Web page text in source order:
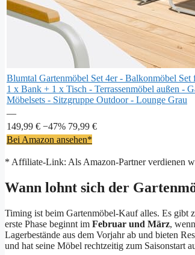
Blumtal Gartenmöbel Set 4er - Balkonmöbel Set
1 x Bank + 1 x Tisch - Terrassenmöbel außen -
Möbelsets - Sitzgruppe Outdoor - Lounge Grau
—
149,99 € −47% 79,99 €
Bei Amazon ansehen*
* Affiliate-Link: Als Amazon-Partner verdienen
Wann lohnt sich der
Timing ist beim Gartenmöbel-Kauf alles. Es gibt
erste Phase beginnt im Februar und März,
Lagerbestände aus dem Vorjahr ab und bieten
und hat seine Möbel rechtzeitig zum Saisonstart